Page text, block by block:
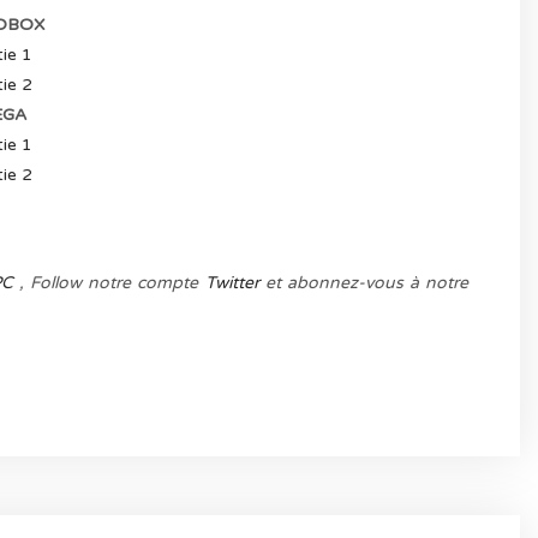
1
2
1
2
, Follow notre compte Twitteret abonnez-vous à notre